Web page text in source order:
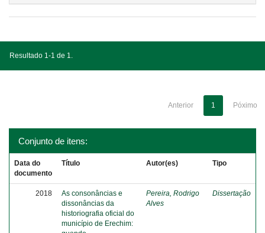
Resultado 1-1 de 1.
Anterior 1 Póximo
Conjunto de itens:
Data do
documento
Título Autor(es) Tipo
2018
As consonâncias e
dissonâncias da
historiografia oficial do
município de Erechim:
Pereira, Rodrigo
Alves
Dissertação